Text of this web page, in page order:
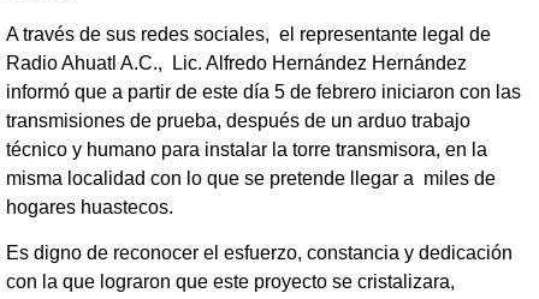
A través de sus redes sociales, el representante legal de
Radio Ahuatl A.C., Lic. Alfredo Hernández Hernández
informó que a partir de este día 5 de febrero iniciaron con las
transmisiones de prueba, después de un arduo trabajo
técnico y humano para instalar la torre transmisora, en la
misma localidad con lo que se pretende llegar a miles de
hogares huastecos.
Es digno de reconocer el esfuerzo, constancia y dedicación
con la que lograron que este proyecto se cristalizara,